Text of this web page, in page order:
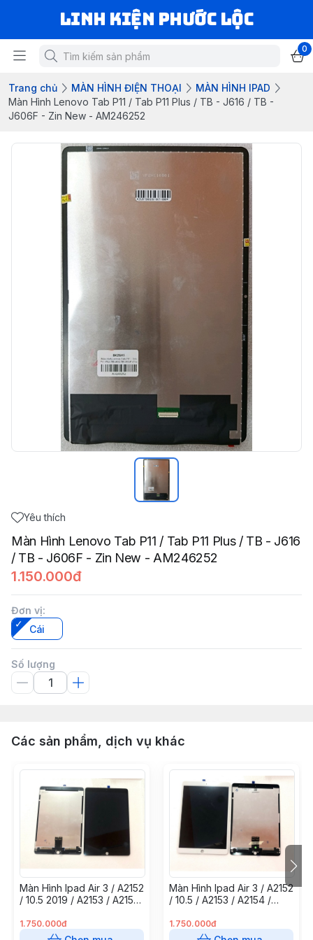
LINH KIỆN PHƯỚC LỘC
0
Trang chủ MÀN HÌNH ĐIỆN THOẠI
MÀN HÌNH IPAD
Màn Hình Lenovo Tab P11 / Tab P11 Plus / TB - J616 / TB -
J606F - Zin New - AM246252
Yêu thích
Màn Hình Lenovo Tab P11 / Tab P11 Plus / TB - J616
/ TB - J606F - Zin New - AM246252
1.150.000đ
Đơn vị:
Cái
Số lượng
Các sản phẩm, dịch vụ khác
Màn Hình Ipad Air 3 / A2152
/ 10.5 2019 / A2153 / A2154
1.750.000đ
Màn Hình Ipad Air 3 / A2152
/ 10.5 / A2153 / A2154 /
1.750.000đ